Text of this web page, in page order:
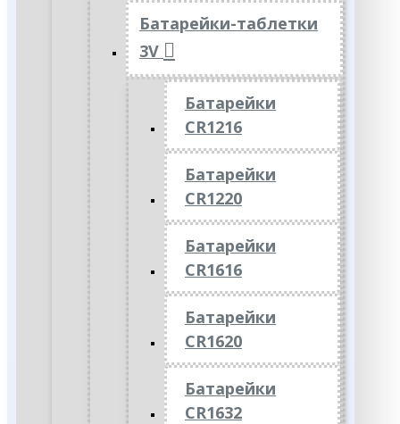
Батарейки-таблетки
3V
Батарейки
CR1216
Батарейки
CR1220
Батарейки
CR1616
Батарейки
CR1620
Батарейки
CR1632